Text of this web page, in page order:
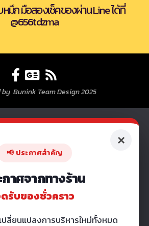
มึก มือสองเช็คของผ่าน Line ได้ที่
@656tdzma
by Bunink Team Design 2025
×
📢 ประกาศสำคัญ
กาศจากทางร้าน
รับของชั่วคราว
ปลี่ยนแปลงการบริหารใหม่ทั้งหมด